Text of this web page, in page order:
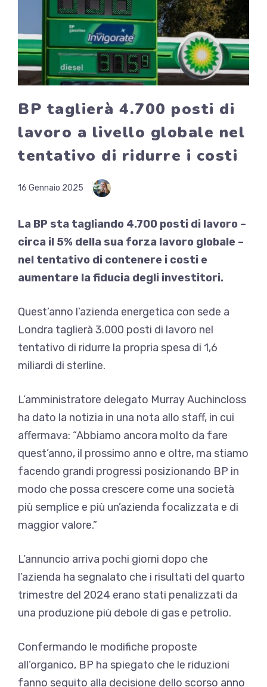
BP taglierà 4.700 posti di
lavoro a livello globale nel
tentativo di ridurre i costi
16 Gennaio 2025
La BP sta tagliando 4.700 posti di lavoro –
circa il 5% della sua forza lavoro globale –
nel tentativo di contenere i costi e
aumentare la fiducia degli investitori.
Quest’anno l’azienda energetica con sede a
Londra taglierà 3.000 posti di lavoro nel
tentativo di ridurre la propria spesa di 1,6
miliardi di sterline.
L’amministratore delegato Murray Auchincloss
ha dato la notizia in una nota allo staff, in cui
affermava: “Abbiamo ancora molto da fare
quest’anno, il prossimo anno e oltre, ma stiamo
facendo grandi progressi posizionando BP in
modo che possa crescere come una società
più semplice e più un’azienda focalizzata e di
maggior valore.”
L’annuncio arriva pochi giorni dopo che
l’azienda ha segnalato che i risultati del quarto
trimestre del 2024 erano stati penalizzati da
una produzione più debole di gas e petrolio.
Confermando le modifiche proposte
all’organico, BP ha spiegato che le riduzioni
fanno seguito alla decisione dello scorso anno